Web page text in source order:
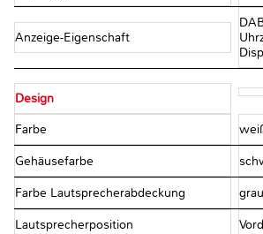
Anzeige-Eigenschaft
Design
Farbe
Gehäusefarbe
Farbe Lautsprecherabdeckung grau
Lautsprecherposition